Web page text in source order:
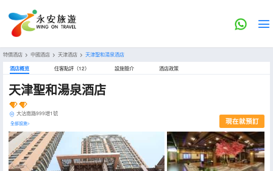
特價酒店 > 中國酒店 > 天津酒店 > 天津聖和湯泉酒店
酒店概览 住客點評（12） 設施簡介 酒店政策
天津聖和湯泉酒店
大沽南路999增1號
全部設施> 現在就預訂